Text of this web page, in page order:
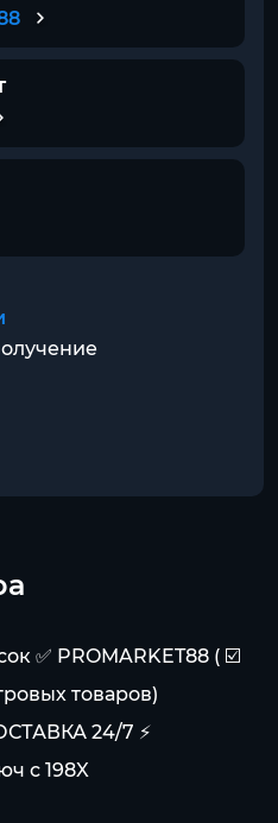
✅ PROMARKET88 ( ☑️
товаров)
24/7 ⚡
с 198X